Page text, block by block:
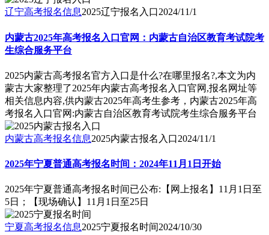
辽宁高考报名信息2025辽宁报名入口2024/11/1
内蒙古2025年高考报名入口官网：内蒙古自治区教育考试院考
生综合服务平台
2025内蒙古高考报名官方入口是什么?在哪里报名?,本文为内
蒙古大家整理了2025年内蒙古高考报名入口官网,报名网址等
相关信息内容,供内蒙古2025年高考生参考，内蒙古2025年高
考报名入口官网:内蒙古自治区教育考试院考生综合服务平台
内蒙古高考报名信息2025内蒙古报名入口2024/11/1
2025年宁夏普通高考报名时间：2024年11月1日开始
2025年宁夏普通高考报名时间已公布:【网上报名】11月1日至
5日；【现场确认】11月1日至25日
宁夏高考报名信息2025宁夏报名时间2024/10/30